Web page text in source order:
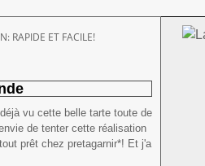
RAPIDE ET FACILE!
vu cette belle tarte toute de
de tenter cette réalisation
prêt chez pretagarnir*! Et j'a